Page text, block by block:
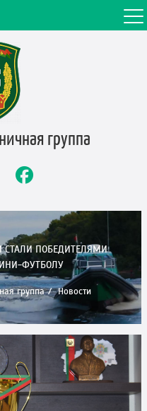
группа
СТАЛИ ПОБЕДИТЕЛЯМИ
ФУТБОЛУ
группа Новости